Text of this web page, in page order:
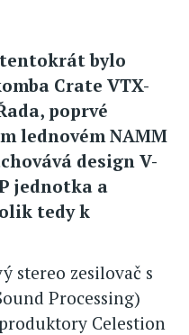
bylo
Crate VTX-
poprvé
lednovém NAMM
design V-
jednotka a
tedy k
stereo zesilovač s
Processing)
Celestion